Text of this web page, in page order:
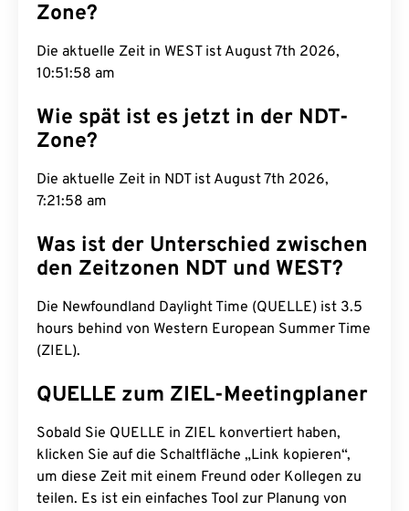
Zone?
Die aktuelle Zeit in WEST ist August 7th 2026,
10:51:59 am
Wie spät ist es jetzt in der NDT-
Zone?
Die aktuelle Zeit in NDT ist August 7th 2026,
7:21:59 am
Was ist der Unterschied zwischen
den Zeitzonen NDT und WEST?
Die Newfoundland Daylight Time (QUELLE) ist 3.5
hours behind von Western European Summer Time
(ZIEL).
QUELLE zum ZIEL-Meetingplaner
Sobald Sie QUELLE in ZIEL konvertiert haben,
klicken Sie auf die Schaltfläche „Link kopieren“,
um diese Zeit mit einem Freund oder Kollegen zu
teilen. Es ist ein einfaches Tool zur Planung von